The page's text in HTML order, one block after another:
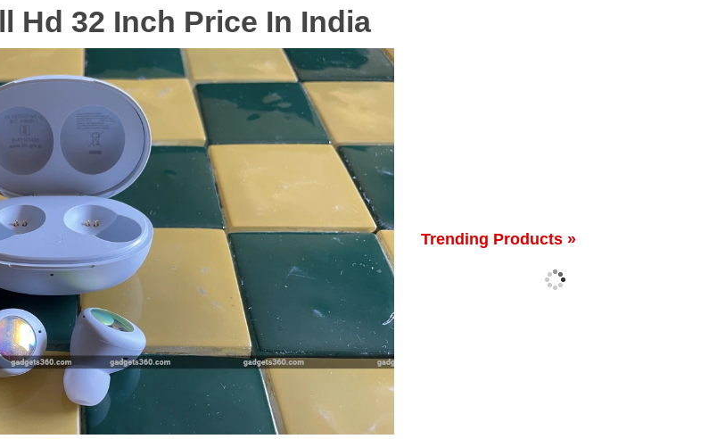
Hd 32 Inch Price In India
Trending Products »